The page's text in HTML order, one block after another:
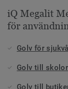
iQ Megalit
för
Golv för
Golv till skolor
Golv till